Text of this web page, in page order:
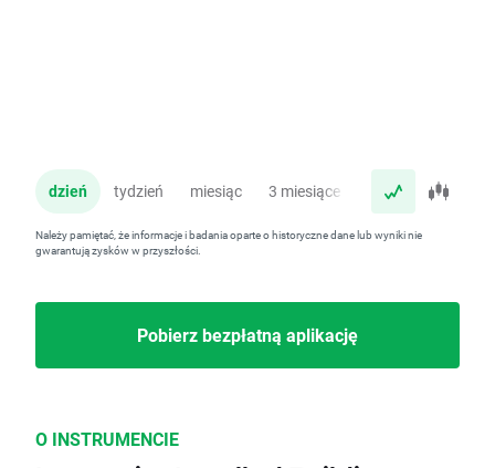
dzień tydzień miesiąc 3 miesiące rok
Należy pamiętać, że informacje i badania oparte o historyczne dane lub wyniki nie
gwarantują zysków w przyszłości.
Pobierz bezpłatną aplikację
O INSTRUMENCIE